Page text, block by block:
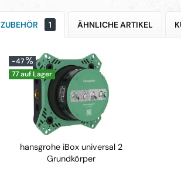
ZUBEHÖR 1 ÄHNLICHE ARTIKEL
-47
77 auf Lager
hansgrohe iBox universal 2
Grundkörper